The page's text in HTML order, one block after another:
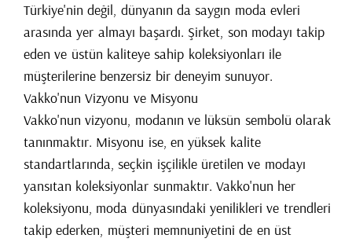
Türkiye'nin değil, dünyanın da saygın moda evleri
arasında yer almayı başardı. Şirket, son modayı takip
eden ve üstün kaliteye sahip koleksiyonları ile
müşterilerine benzersiz bir deneyim sunuyor.
Vakko'nun Vizyonu ve Misyonu
Vakko'nun vizyonu, modanın ve lüksün sembolü olarak
tanınmaktır. Misyonu ise, en yüksek kalite
standartlarında, seçkin işçilikle üretilen ve modayı
yansıtan koleksiyonlar sunmaktır. Vakko'nun her
koleksiyonu, moda dünyasındaki yenilikleri ve trendleri
takip ederken, müşteri memnuniyetini de en üst